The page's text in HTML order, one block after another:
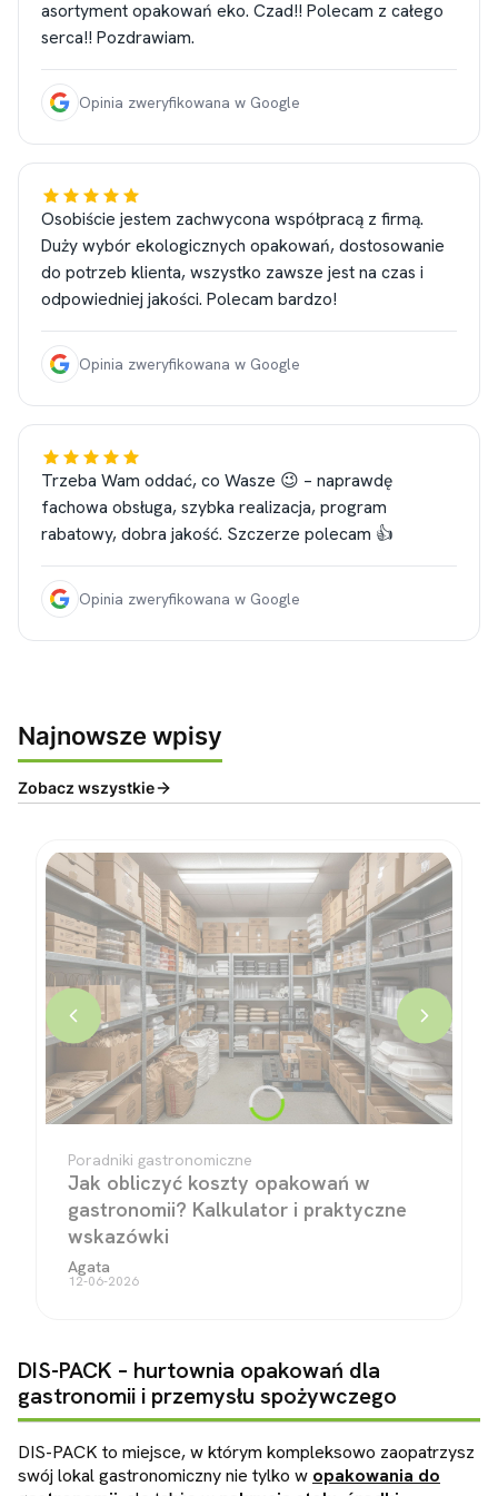
asortyment opakowań eko. Czad!! Polecam z całego
serca!! Pozdrawiam.
Opinia zweryfikowana w Google
Osobiście jestem zachwycona współpracą z firmą.
Duży wybór ekologicznych opakowań, dostosowanie
do potrzeb klienta, wszystko zawsze jest na czas i
odpowiedniej jakości. Polecam bardzo!
Opinia zweryfikowana w Google
Trzeba Wam oddać, co Wasze 😉 – naprawdę
fachowa obsługa, szybka realizacja, program
rabatowy, dobra jakość. Szczerze polecam 👍
Opinia zweryfikowana w Google
Najnowsze wpisy
Zobacz wszystkie
Poradniki gastronomiczne
Jak obliczyć koszty opakowań w
gastronomii? Kalkulator i praktyczne
wskazówki
Agata
12-06-2026
DIS-PACK – hurtownia opakowań dla
gastronomii i przemysłu spożywczego
DIS-PACK to miejsce, w którym kompleksowo zaopatrzysz
swój lokal gastronomiczny nie tylko w opakowania do